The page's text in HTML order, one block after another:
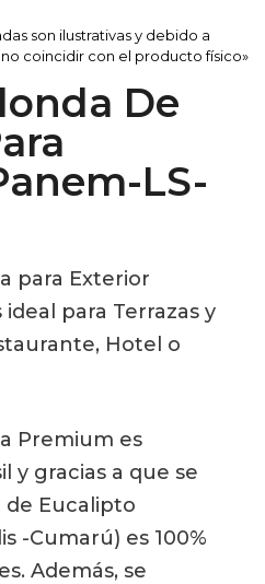
son ilustrativas y debido a
coincidir con el producto físico»
De
LS-
para Exterior
ideal para Terrazas y
Hotel o
Premium es
y gracias a que se
Eucalipto
-Cumarú) es 100%
Además, se